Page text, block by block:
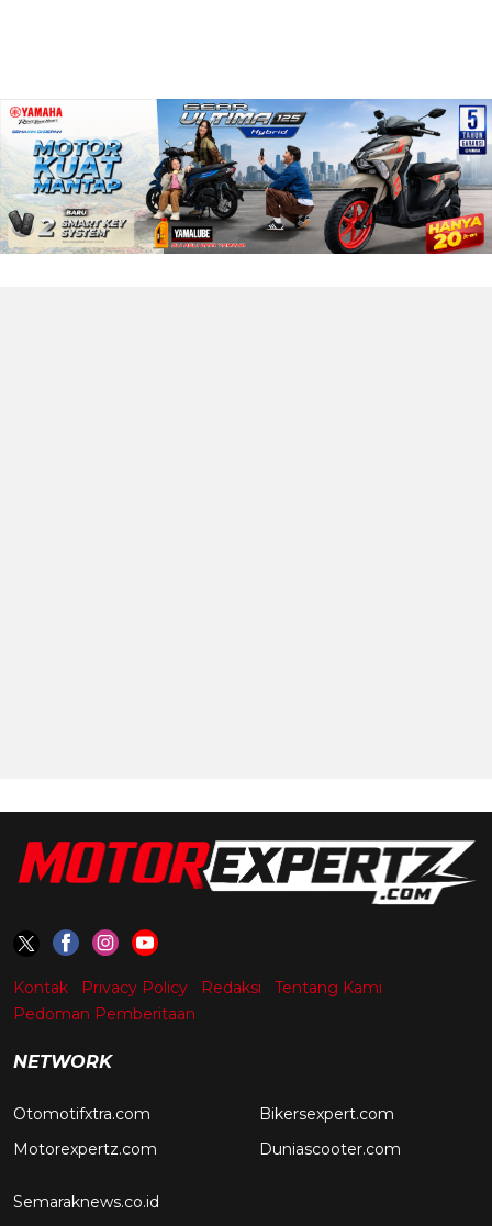
Kontak Privacy Policy Redaksi
Tentang Kami
Pedoman Pemberitaan
NETWORK
Otomotifxtra.com
Motorexpertz.com
Bikersexpert.com
Duniascooter.com
Semaraknews.co.id